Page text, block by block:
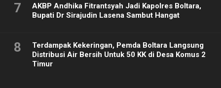
7
AKBP Andhika Fitrantsyah Jadi Kapolres Boltara,
Bupati Dr Sirajudin Lasena Sambut Hangat
8
Terdampak Kekeringan, Pemda Boltara Langsung
Distribusi Air Bersih Untuk 50 KK di Desa Komus 2
Timur